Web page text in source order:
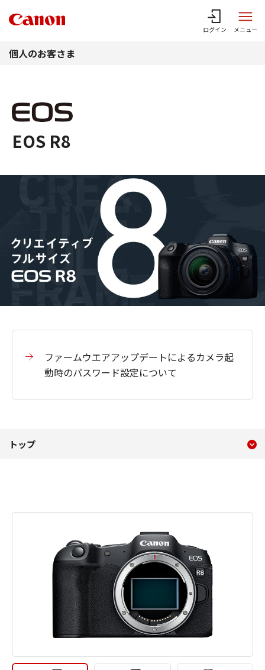
ログイン メニュー
個人のお客さま
EOS R8
ファームウエアアップデートによるカメラ起
動時のパスワード設定について
トップ